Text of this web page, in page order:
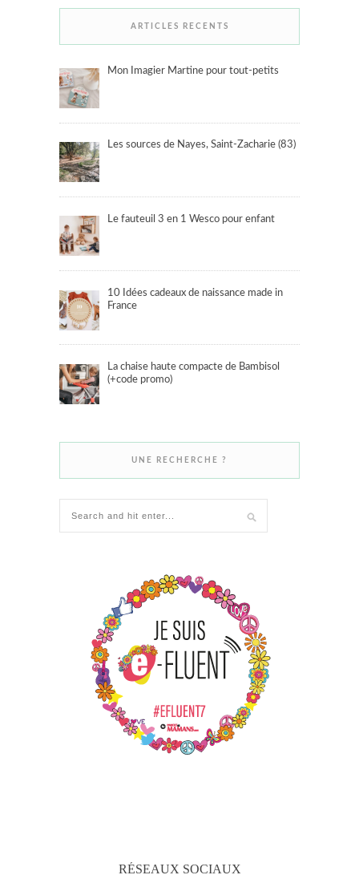
ARTICLES RECENTS
Mon Imagier Martine pour tout-petits
Les sources de Nayes, Saint-Zacharie (83)
Le fauteuil 3 en 1 Wesco pour enfant
10 Idées cadeaux de naissance made in
France
La chaise haute compacte de Bambisol
(+code promo)
UNE RECHERCHE ?
RÉSEAUX SOCIAUX